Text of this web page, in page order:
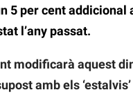
5 per cent addicional
l’any passat.
modificarà aquest
amb els